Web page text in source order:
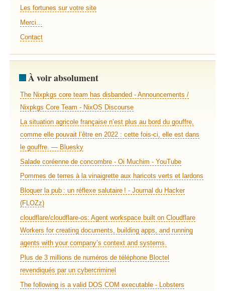
Les fortunes sur votre site
Merci...
Contact
À voir absolument
The Nixpkgs core team has disbanded - Announcements /
Nixpkgs Core Team - NixOS Discourse
La situation agricole française n’est plus au bord du gouffre,
comme elle pouvait l’être en 2022 : cette fois-ci, elle est dans
le gouffre. — Bluesky
Salade coréenne de concombre - Oi Muchim - YouTube
Pommes de terres à la vinaigrette aux haricots verts et lardons
Bloquer la pub : un réflexe salutaire ! - Journal du Hacker
(FLOZz)
cloudflare/cloudflare-os: Agent workspace built on Cloudflare
Workers for creating documents, building apps, and running
agents with your company’s context and systems.
Plus de 3 millions de numéros de téléphone Bloctel
revendiqués par un cybercriminel
The following is a valid DOS COM executable - Lobsters